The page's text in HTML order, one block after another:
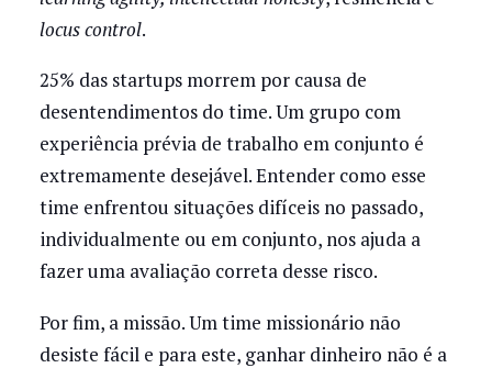
locus control.
25% das startups morrem por causa de
desentendimentos do time. Um grupo com
experiência prévia de trabalho em conjunto é
extremamente desejável. Entender como esse
time enfrentou situações difíceis no passado,
individualmente ou em conjunto, nos ajuda a
fazer uma avaliação correta desse risco.
Por fim, a missão. Um time missionário não
desiste fácil e para este, ganhar dinheiro não é a